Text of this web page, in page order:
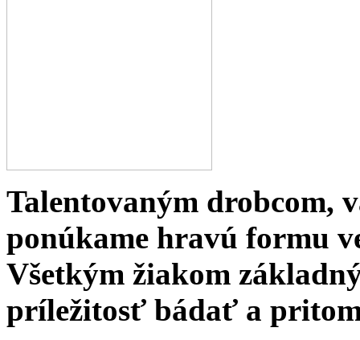
Talentovaným drobcom,
ponúkame hravú formu
Všetkým žiakom
príležitosť bádať a